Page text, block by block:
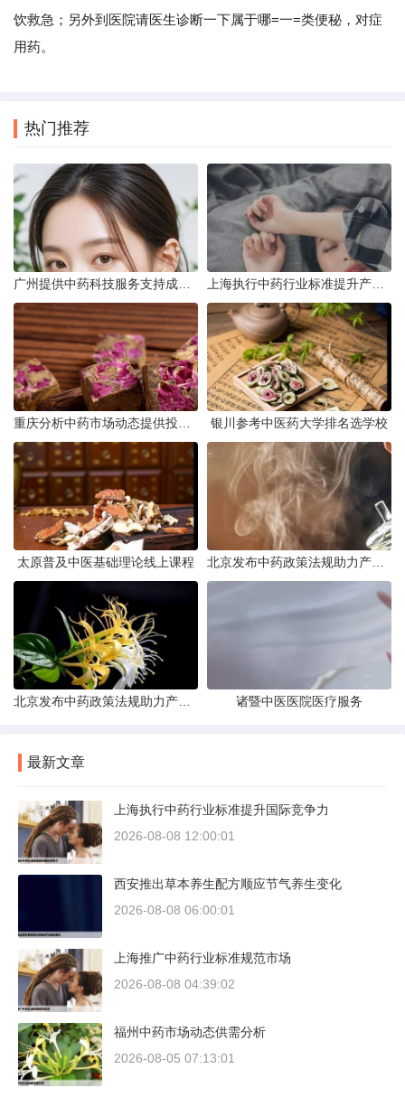
饮救急；另外到医院请医生诊断一下属于哪=一=类便秘，对症
用药。
热门推荐
银川参考中医药大学排名选学校
太原普及中医基础理论线上课程
诸暨中医医院医疗服务
最新文章
上海执行中药行业标准提升国际竞争力
2026-08-08 12:00:01
西安推出草本养生配方顺应节气养生变化
2026-08-08 06:00:01
上海推广中药行业标准规范市场
2026-08-08 04:39:02
福州中药市场动态供需分析
2026-08-05 07:13:01